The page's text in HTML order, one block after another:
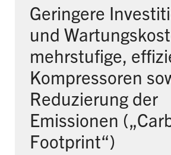
Geringere
und
mehrstufige,
Kompressoren
Reduzierung der
Emissionen
Footprint“)